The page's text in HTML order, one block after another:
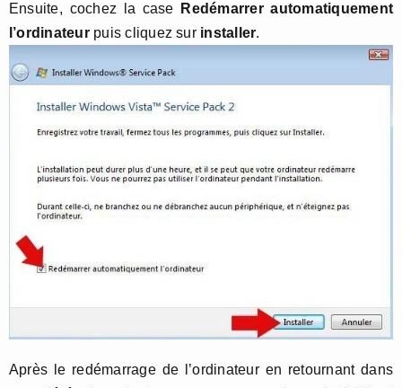
Ensuite, cochez la case
Redémarrer automatiquement
l’ordinateur puis cliquez sur installer.
Après le redémarrage de l’ordinateur en retournant dans